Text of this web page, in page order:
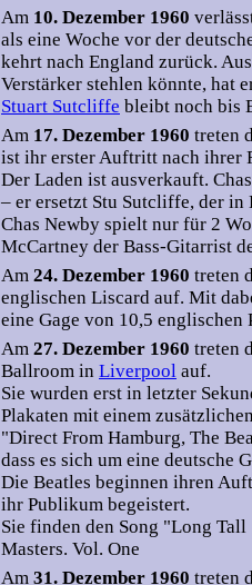
Am 10. Dezember 1960
als eine Woche vor der
kehrt nach England zurück.
Verstärker stehlen könnte, hat
Stuart Sutcliffe bleibt noch bis
Am 17. Dezember 1960 treten
ist ihr erster Auftritt nach ihrer
Der Laden ist ausverkauft.
– er ersetzt Stu Sutcliffe, der in
Chas Newby spielt nur für 2
McCartney der Bass-Gitarrist
Am 24. Dezember 1960 treten
englischen Liscard auf. Mit
eine Gage von 10,5 englischen
Am 27. Dezember 1960 treten
Ballroom in Liverpool auf.
Sie wurden erst in letzter
Plakaten mit einem
"Direct From Hamburg, The
dass es sich um eine deutsche
Die Beatles beginnen ihren
ihr Publikum begeistert.
Sie finden den Song "Long
Masters. Vol. One
Am 31. Dezember 1960 treten